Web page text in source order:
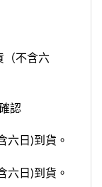
（不含六
認
六日)到貨。
六日)到貨。